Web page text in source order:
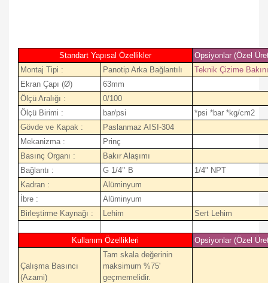
Standart Yapısal Özellikler
Opsiyonlar (Özel
Montaj Tipi :
Panotip Arka Bağlantılı
Teknik Çizime
Ekran Çapı (Ø)
63mm
Ölçü Aralığı :
0/100
Ölçü Birimi :
bar/psi
*psi *bar *kg/cm2
Gövde ve Kapak :
Paslanmaz AISI-304
Mekanizma :
Prinç
Basınç Organı :
Bakır Alaşımı
Bağlantı :
G 1/4’’ B
1/4" NPT
Kadran :
Alüminyum
İbre :
Alüminyum
Birleştirme Kaynağı :
Lehim Sert Lehim
Kullanım Özellikleri Opsiyonlar (Özel
Çalışma Basıncı
(Azami)
Tam skala değerinin
maksimum %75'
geçmemelidir.